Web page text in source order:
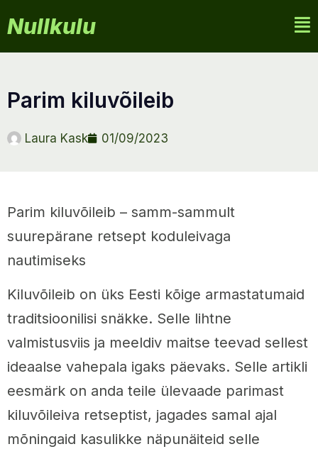
Nullkulu
parim kiluvõileib
Laura Kask 01/09/2023
Parim kiluvõileib – samm-sammult
suurepärane retsept koduleivaga
nautimiseks
Kiluvõileib on üks Eesti kõige armastatumaid
traditsioonilisi snäkke. Selle lihtne
valmistusviis ja meeldiv maitse teevad sellest
ideaalse vahepala igaks päevaks. Selle artikli
eesmärk on anda teile ülevaade parimast
kiluvõileiva retseptist, jagades samal ajal
mõningaid kasulikke näpunäiteid selle